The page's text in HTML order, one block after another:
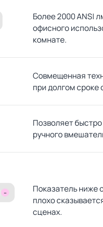
Более 2000 ANSI
офисного
комнате.
Совмещенная
при долгом
Позволяет
ручного
-
Показатель ниже
плохо
сценах.